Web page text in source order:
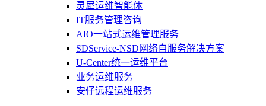
灵犀运维智能体
IT服务管理咨询
AIO一站式运维管理服务
SDService-NSD网络自服务解决方案
U-Center统一运维平台
业务运维服务
安仔远程运维服务